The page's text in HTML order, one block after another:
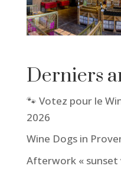
Derniers
🐾 Votez pour le
2026
Wine Dogs in
Afterwork « sunset